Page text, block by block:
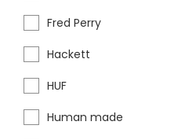
Fred Perry
Hackett
HUF
Human made